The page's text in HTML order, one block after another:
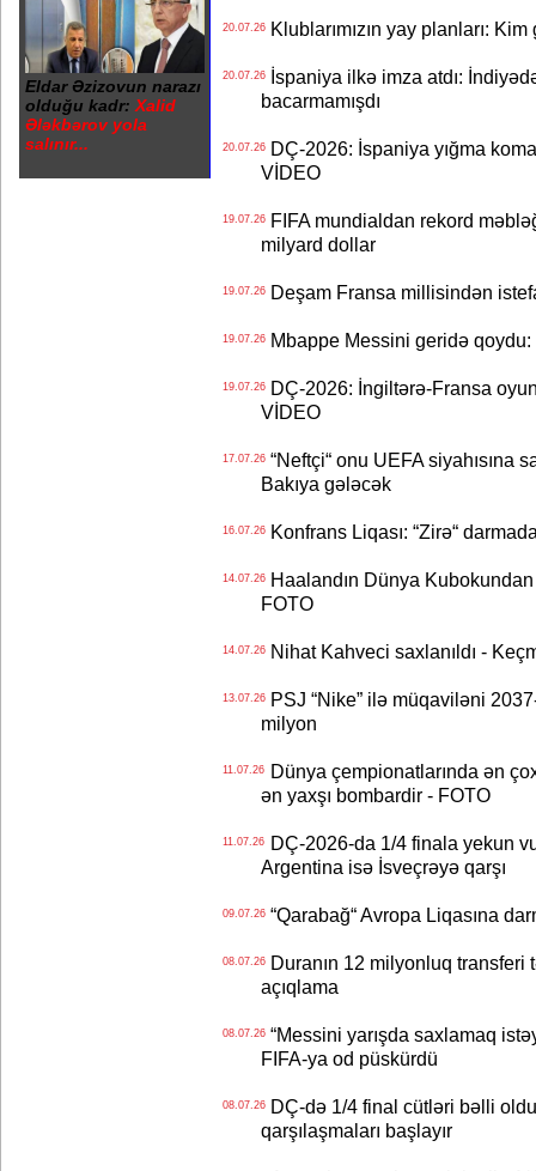
Eldar Əzizovun narazı
olduğu kadr: Xalid
Ələkbərov yola
salınır...
20.07.26Klublarımızın yay planları:
20.07.26İspaniya ilkə imza atdı:
bacarmamışdı
20.07.26DÇ-2026: İspaniya yığma
VİDEO
19.07.26FIFA mundialdan rekord
milyard dollar
19.07.26Deşam Fransa millisindən
19.07.26Mbappe Messini geridə qoydu:
19.07.26DÇ-2026: İngiltərə-Fransa
VİDEO
17.07.26“Neftçi“ onu UEFA siyahısına
Bakıya gələcək
16.07.26Konfrans Liqası: “Zirə“
14.07.26Haalandın Dünya Kubokundan
FOTO
14.07.26Nihat Kahveci saxlanıldı -
13.07.26PSJ “Nike” ilə müqaviləni
milyon
11.07.26Dünya çempionatlarında ən
ən yaxşı bombardir - FOTO
11.07.26DÇ-2026-da 1/4 finala yekun
Argentina isə İsveçrəyə qarşı
09.07.26“Qarabağ“ Avropa Liqasına
08.07.26Duranın 12 milyonluq transferi
açıqlama
08.07.26“Messini yarışda saxlamaq
FIFA-ya od püskürdü
08.07.26DÇ-də 1/4 final cütləri bəlli
qarşılaşmaları başlayır